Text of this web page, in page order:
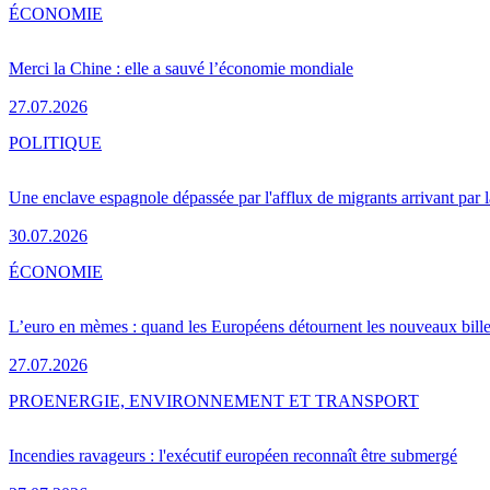
Merci la Chine : elle a sauvé l’économie mondiale
27.07.2026
ÉCONOMIE
Une enclave espagnole dépassée par l'afflux de migrants arrivant par
30.07.2026
POLITIQUE
L’euro en mèmes : quand les Européens détournent les nouveaux
27.07.2026
ÉCONOMIE
Incendies ravageurs : l'exécutif européen reconnaît être submergé
PROENERGIE, ENVIRONNEMENT ET TRANSPORT